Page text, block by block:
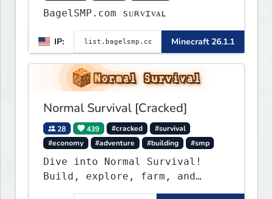
BagelSMP.com ѕᴜʀᴠɪᴠᴀʟ
IP: Minecraft 26.1.1
Normal Survival [Cracked]
28 439 #cracked
#survival
#economy
#adventure #building #smp
Dive into Normal Survival!
Build, explore, farm, and
create with a friendly